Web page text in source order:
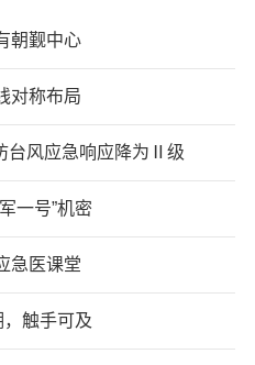
朝觐中心
对称布局
台风应急响应降为Ⅱ级
一号”机密
急医课堂
，触手可及